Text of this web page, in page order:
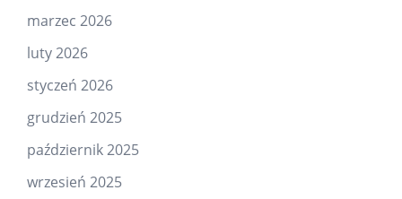
marzec 2026
luty 2026
styczeń 2026
grudzień 2025
październik 2025
wrzesień 2025